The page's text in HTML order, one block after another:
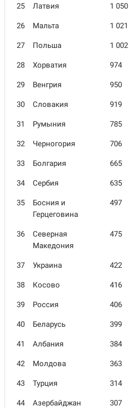
25 Латвия 1 050
26 Мальта 1 021
27 Польша 1 002
28 Хорватия 974
29 Венгрия 950
30 Словакия 919
31 Румыния 785
32 Черногория 706
33 Болгария 665
34 Сербия 635
35
Босния и
Герцеговина
497
36
Северная
Македония
475
37 Украина 422
38 Косово 416
39 Россия 406
40 Беларусь 399
41 Албания 384
42 Молдова 363
43 Турция 314
44 Азербайджан 307